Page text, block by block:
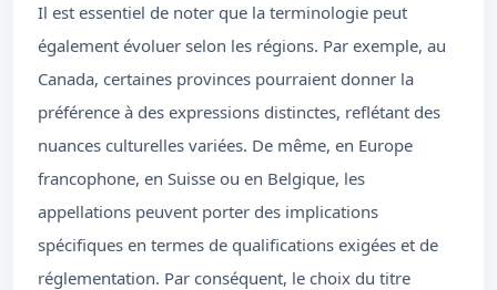
Il est essentiel de noter que la terminologie peut
également évoluer selon les régions. Par exemple, au
Canada, certaines provinces pourraient donner la
préférence à des expressions distinctes, reflétant des
nuances culturelles variées. De même, en Europe
francophone, en Suisse ou en Belgique, les
appellations peuvent porter des implications
spécifiques en termes de qualifications exigées et de
réglementation. Par conséquent, le choix du titre